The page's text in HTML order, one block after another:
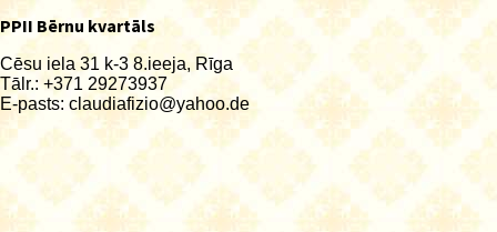
PPII Bērnu kvartāls
Cēsu iela 31 k-3 8.ieeja, Rīga
Tālr.: +371 29273937
E-pasts: claudiafizio@yahoo.de